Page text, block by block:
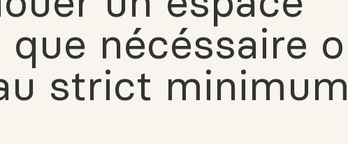
nécéssaire
strict minimum